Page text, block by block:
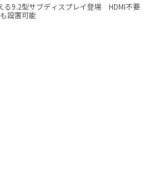
る9.2型サブディスプレイ登場 HDMI不要
設置可能